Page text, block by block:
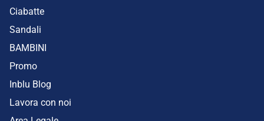
Ciabatte
Sandali
BAMBINI
Promo
Inblu Blog
Lavora con noi